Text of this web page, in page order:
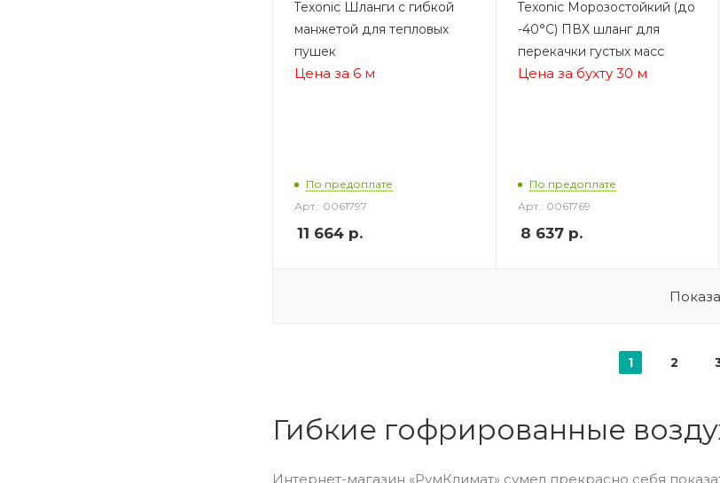
Texonic Шланги с гибкой
манжетой для тепловых
пушек
Цена за 6 м
По предоплате
Арт.: 0061797
11 664 р.
Texonic Морозостойкий (до
-40°С) ПВХ шланг для
перекачки густых масс
Цена за бухту 30 м
По предоплате
Арт.: 0061769
8 637р.
1 2
Гибкие гофрированные
Интернет-магазин «РумКлимат» сумел прекрасно себя